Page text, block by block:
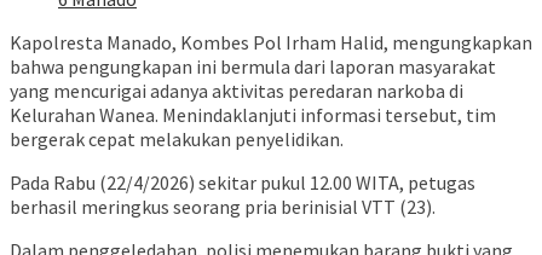
Kapolresta Manado, Kombes Pol Irham Halid, mengungkapkan
bahwa pengungkapan ini bermula dari laporan masyarakat
yang mencurigai adanya aktivitas peredaran narkoba di
Kelurahan Wanea. Menindaklanjuti informasi tersebut, tim
bergerak cepat melakukan penyelidikan.
Pada Rabu (22/4/2026) sekitar pukul 12.00 WITA, petugas
berhasil meringkus seorang pria berinisial VTT (23).
Dalam penggeledahan, polisi menemukan barang bukti yang